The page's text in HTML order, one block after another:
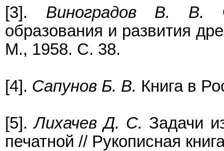
[3]. Виноградов В. В.
образования и развития
М., 1958. С. 38.
[4]. Сапунов Б. В. Книга в
[5].Лихачев Д. С. Задачи
печатной // Рукописная